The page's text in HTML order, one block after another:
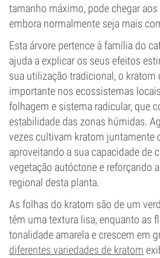
tamanho máximo, pode chegar
embora normalmente seja mais
Esta árvore pertence à família do
ajuda a explicar os seus efeitos
sua utilização tradicional, o kratom
importante nos ecossistemas
folhagem e sistema radicular, que
estabilidade das zonas húmidas.
vezes cultivam kratom juntamente
aproveitando a sua capacidade de
vegetação autóctone e reforçando
regional desta planta.
As folhas do kratom são de um
têm uma textura lisa, enquanto as
tonalidade amarela e crescem em
diferentes variedades de kratom